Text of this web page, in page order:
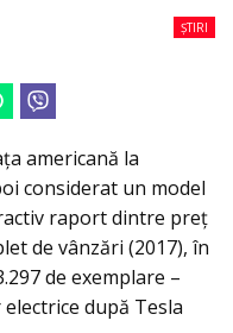
ȘTIRI
americană la
considerat un model
raport dintre preț
de vânzări (2017), în
de exemplare –
după Tesla